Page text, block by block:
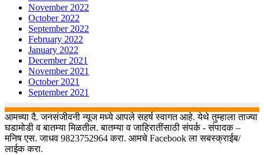
November 2022
October 2022
September 2022
February 2022
January 2022
December 2021
November 2021
October 2021
September 2021
आमच्या दै. जनसंजीवनी न्यूज मध्ये आपले सहर्ष स्वागत आहे. येथे तुम्हाला ताज्या
घडामोडी व बातम्या मिळतील. बातम्या व जाहिरातींसाठी संपर्क - संपादक –
मनिष एस. जाधव 9823752964 करा. आमचे Facebook ला सबस्क्राईब/
लाईक करा.